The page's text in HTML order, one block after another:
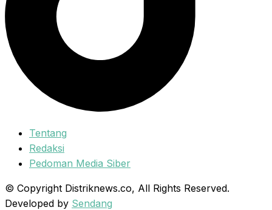
Tentang
Redaksi
Pedoman Media Siber
© Copyright Distriknews.co, All Rights Reserved.
Developed by Sendang